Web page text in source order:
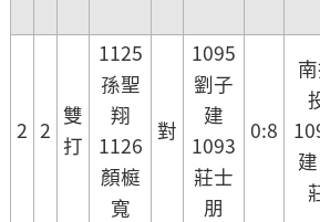
2 2
雙
打
1125
孫聖
翔
1126
顏榳
寬
對
1095
劉子
建
1093
莊士
朋
0:8